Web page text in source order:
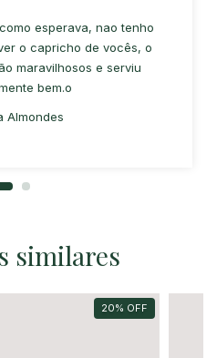
esperava, nao tenho
o capricho de vocês, o
maravilhosos e serviu
bem.o
Almondes
similares
20% OFF